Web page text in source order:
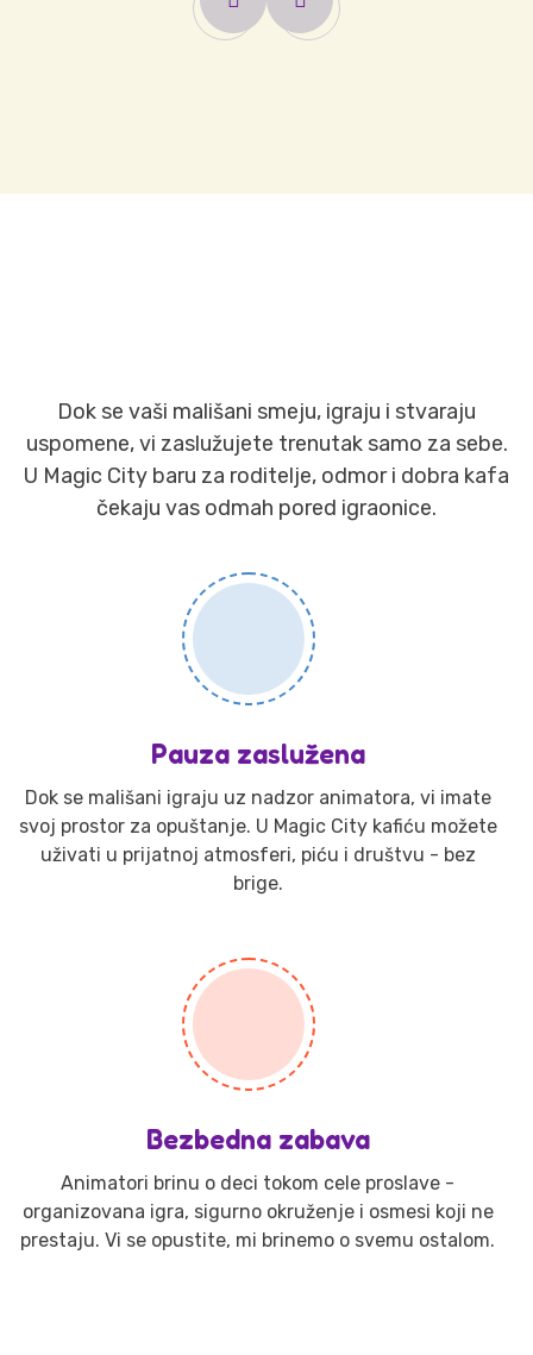
Dok se vaši mališani smeju, igraju i stvaraju
uspomene, vi zaslužujete trenutak samo za sebe.
U Magic City baru za roditelje, odmor i dobra kafa
čekaju vas odmah pored igraonice.
Pauza zaslužena
Dok se mališani igraju uz nadzor animatora, vi imate
svoj prostor za opuštanje. U Magic City kafiću možete
uživati u prijatnoj atmosferi, piću i društvu - bez
brige.
Bezbedna zabava
Animatori brinu o deci tokom cele proslave -
organizovana igra, sigurno okruženje i osmesi koji ne
prestaju. Vi se opustite, mi brinemo o svemu ostalom.